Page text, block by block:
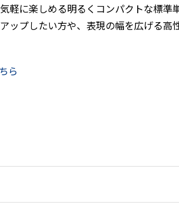
軽に楽しめる明るくコンパクトな標準
ップしたい方や、表現の幅を広げる高
ら